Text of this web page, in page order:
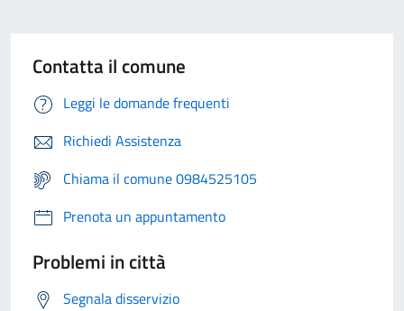
Contatta il comune
Leggi le domande frequenti
Richiedi Assistenza
Chiama il comune 0984525105
Prenota un appuntamento
Problemi in città
Segnala disservizio